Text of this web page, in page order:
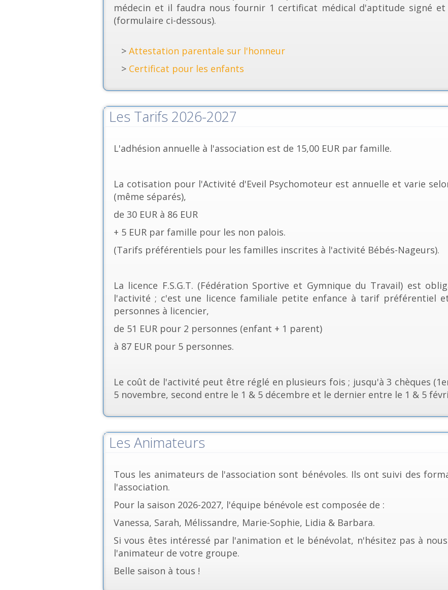
médecin et il faudra nous fournir 1 certificat médical d'aptitude signé
(formulaire ci-dessous).
>Attestation parentale sur l'honneur
> Certificat pour les enfants
Les Tarifs 2026-2027
L'adhésion annuelle à l'association est de 15,00 EUR par famille.
La cotisation pour l'Activité d'Eveil Psychomoteur est annuelle et varie
(même séparés),
de 30 EUR à 86 EUR
+ 5 EUR par famille pour les non palois.
(Tarifs préférentiels pour les familles inscrites à l'activité Bébés-Nageurs).
La licence F.S.G.T. (Fédération Sportive et Gymnique du Travail) est
l'activité ; c'est une licence familiale petite enfance à tarif préférentiel
personnes à licencier,
de 51 EUR pour 2 personnes (enfant + 1 parent)
à 87 EUR pour 5 personnes.
Le coût de l'activité peut être réglé en plusieurs fois ; jusqu'à 3 chèques
5 novembre, second entre le 1 & 5 décembre et le dernier entre le 1 & 5
Les Animateurs
Tous les animateurs de l'association sont bénévoles. Ils ont suivi des
l'association.
Pour la saison 2026-2027, l'équipe bénévole est composée de :
Vanessa, Sarah, Mélissandre, Marie-Sophie, Lidia & Barbara.
Si vous êtes intéressé par l'animation et le bénévolat, n'hésitez pas à
l'animateur de votre groupe.
Belle saison à tous !